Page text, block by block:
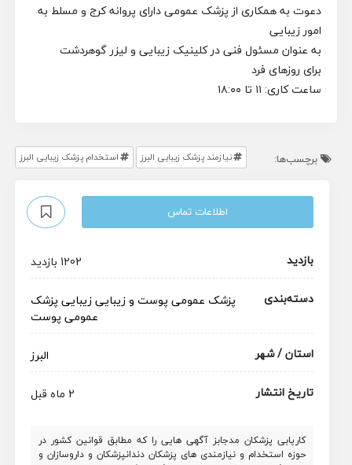
دعوت به همکاری از پزشک عمومی دارای پروانه کرج و مسلط به
امور زیبایی
به عنوان مسئول فنی در کلینیک زیبایی و لیزر گوهردشت
برای روزهای فرد
ساعت کاری: ۱۱ تا ۱۸:۰۰
برچسب‌ها: نیازمند پزشک زیبایی البرز استخدام پزشک زیبایی البرز
اطلاعات تماس
بازدید
1202 بازدید
دسته‌بندی
پزشک عمومی پوست و زیباییزیبایی پزشک
عمومی پوست
استان / شهر
البرز
تاریخ انتشار
2 ماه قبل
کاریابی پزشکان مدجابز آگهی هایی را که مطابق قوانین کشور در
حوزه استخدام و نیازمندی های پزشکان دندانپزشکان و داروسازان و